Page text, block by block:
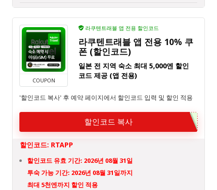
COUPON
라쿠텐트래블 앱 전용 할인코드
라쿠텐트래블 앱 전용 10% 쿠
폰 (할인코드)
일본 전 지역 숙소 최대 5,000엔 할인
코드 제공 (앱 전용)
'할인코드 복사' 후 예약 페이지에서 할인코드 입력 및 할인 적용
할인코드 복사
할인코드: RTAPP
할인코드 유효 기간: 2026년 08월 31일
투숙 가능 기간: 2026년 08월 31일까지
최대 5천엔까지 할인 적용